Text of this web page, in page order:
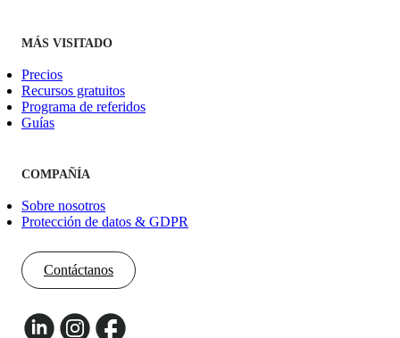
MÁS VISITADO
Precios
Recursos gratuitos
Programa de referidos
Guías
COMPAÑÍA
Sobre nosotros
Protección de datos & GDPR
Contáctanos